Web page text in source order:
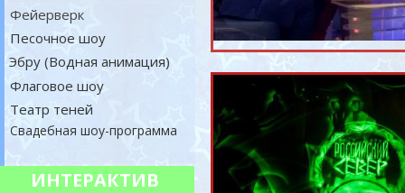
ИНТЕРАКТИВ
Песочное шоу
Фейерверк
Флаговое шоу
Эбру (Водная анимация)
Театр теней
Свадебная шоу-программа